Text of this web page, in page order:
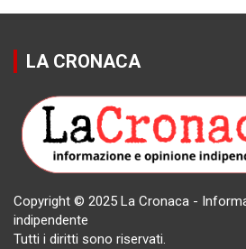
LA CRONACA
Copyright © 2025 La Cronaca -
indipendente
Tutti i diritti sono riservati.